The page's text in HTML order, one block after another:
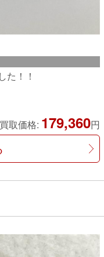
た！！
買取価格: 179,360円